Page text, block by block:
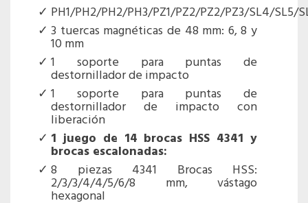
PH1/PH2/PH2/PH3/PZ1/PZ2/PZ2/PZ3/SL4/SL5/
3 tuercas magnéticas de 48 mm: 6, 8 y
10 mm
1 soporte para puntas de
destornillador de impacto
1 soporte para puntas de
destornillador de impacto con
liberación
1 juego de 14 brocas HSS 4341 y
brocas escalonadas:
8 piezas 4341 Brocas HSS:
2/3/3/4/4/5/6/8 mm, vástago
hexagonal